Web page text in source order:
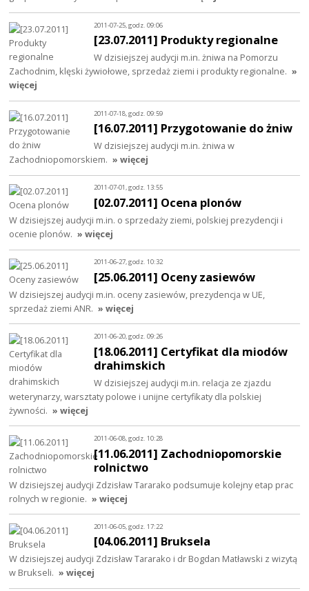
2011-07-25, godz. 09:06
[23.07.2011] Produkty regionalne
W dzisiejszej audycji m.in. żniwa na Pomorzu
Zachodnim, klęski żywiołowe, sprzedaż ziemi i produkty regionalne. »
więcej
2011-07-18, godz. 09:59
[16.07.2011] Przygotowanie do żniw
W dzisiejszej audycji m.in. żniwa w
Zachodniopomorskiem. » więcej
2011-07-01, godz. 13:55
[02.07.2011] Ocena plonów
W dzisiejszej audycji m.in. o sprzedaży ziemi, polskiej prezydencji i
ocenie plonów. » więcej
2011-06-27, godz. 10:32
[25.06.2011] Oceny zasiewów
W dzisiejszej audycji m.in. oceny zasiewów, prezydencja w UE,
sprzedaż ziemi ANR. » więcej
2011-06-20, godz. 09:26
[18.06.2011] Certyfikat dla miodów
drahimskich
W dzisiejszej audycji m.in. relacja ze zjazdu
weterynarzy, warsztaty polowe i unijne certyfikaty dla polskiej
żywności. » więcej
2011-06-08, godz. 10:28
[11.06.2011] Zachodniopomorskie
rolnictwo
W dzisiejszej audycji Zdzisław Tararako podsumuje kolejny etap prac
rolnych w regionie. » więcej
2011-06-05, godz. 17:22
[04.06.2011] Bruksela
W dzisiejszej audycji Zdzisław Tararako i dr Bogdan Matławski z wizytą
w Brukseli. » więcej